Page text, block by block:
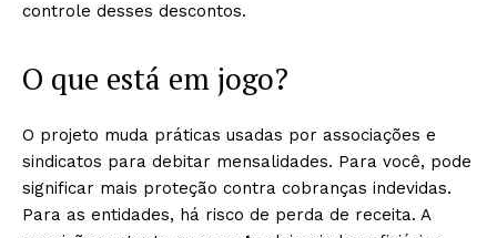
controle desses descontos.
O que está em jogo?
O projeto muda práticas usadas por associações e
sindicatos para debitar mensalidades. Para você, pode
significar mais proteção contra cobranças indevidas.
Para as entidades, há risco de perda de receita. A